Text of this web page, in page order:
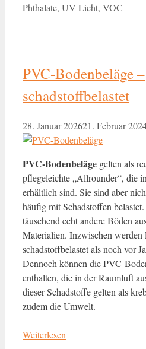
Phthalate, UV-Licht, VOC
PVC-Bodenbeläge –
schadstoffbelastet
28. Januar 202621. Februar
PVC-Bodenbeläge gelten als
pflegeleichte „Allrounder“, die
erhältlich sind. Sie sind aber
häufig mit Schadstoffen
täuschend echt andere Böden
Materialien. Inzwischen
schadstoffbelastetals noch vor
Dennoch können die PVC-
enthalten, die in der Raumluft
dieser Schadstoffe gelten als
zudem die Umwelt.
Weiterlesen